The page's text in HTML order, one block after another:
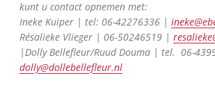
kunt u contact opnemen met:
Ineke Kuiper | tel: 06-42276336 |
Résalieke Vlieger | 06-50246519 |
|Dolly Bellefleur/Ruud Douma | tel. 06-
dolly@dollebellefleur.nl